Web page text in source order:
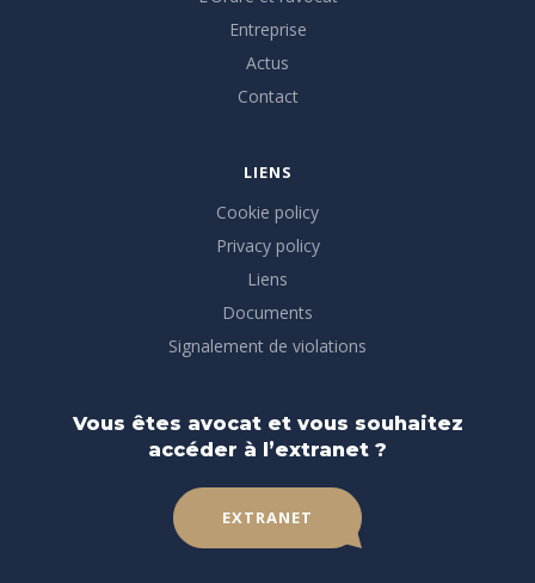
Entreprise
Actus
Contact
LIENS
Cookie policy
Privacy policy
Liens
Documents
Signalement de violations
Vous êtes avocat et vous souhaitez
accéder à l’extranet ?
EXTRANET